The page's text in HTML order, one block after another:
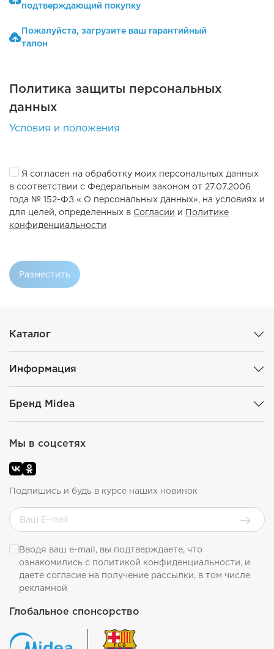
подтверждающий покупку
Пожалуйста, загрузите ваш гарантийный
талон
Политика защиты персональных
данных
Условия и положения
Я согласен на обработку моих персональных данных
в соответствии с Федеральным законом от 27.07.2006
года № 152-ФЗ « О персональных данных», на условиях и
для целей, определенных в Согласии и Политике
конфиденциальности
Разместить
Каталог
Информация
Бренд Midea
Глобальное спонсорство
Мы в соцсетях
Подпишись и будь в курсе наших новинок
Вводя ваш e-mail, вы подтверждаете, что
ознакомились с политикой конфиденциальности, и
даете согласие на получение рассылки, в том числе
рекламной